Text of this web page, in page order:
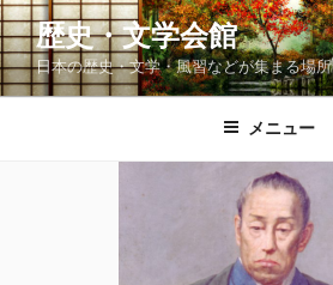
コ
ン
テ
ン
歴史・文学会館
日本の歴史・文学・風習などが集まる場所
メニュー